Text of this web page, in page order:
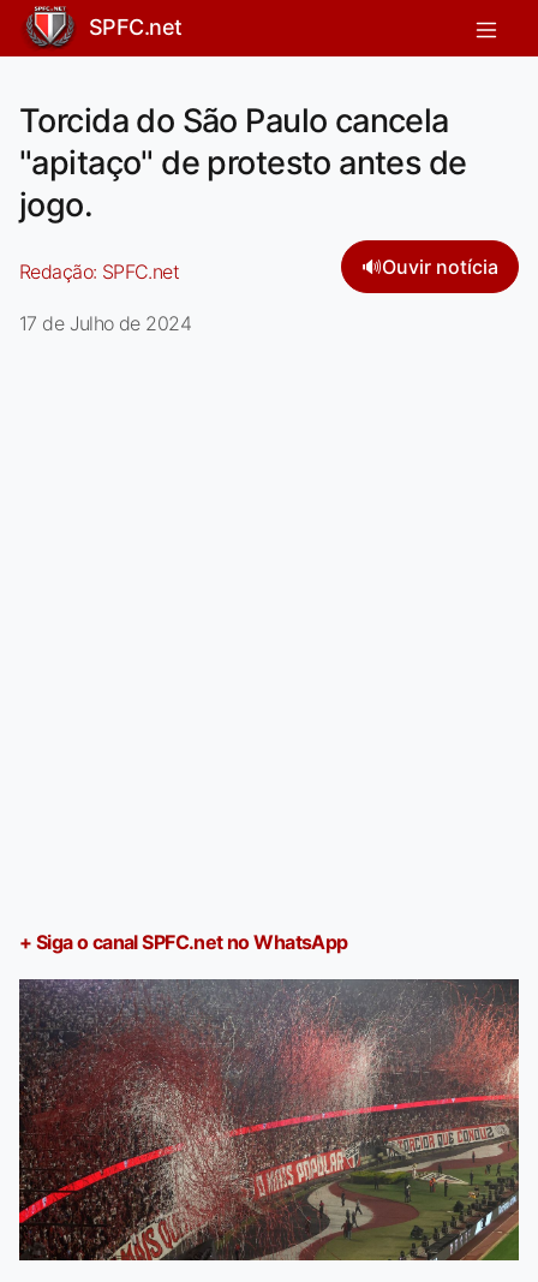
SPFC.net
Torcida do São Paulo cancela
"apitaço" de protesto antes de
jogo.
Redação: SPFC.net 🔊Ouvir notícia
17 de Julho de 2024
+ Siga o canal SPFC.net no WhatsApp